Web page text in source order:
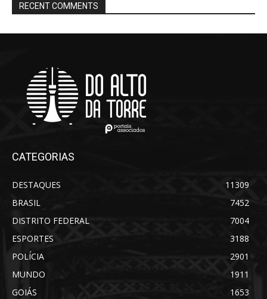
RECENT COMMENTS
CATEGORIAS
DESTAQUES
11309
BRASIL
7452
DISTRITO FEDERAL
7004
ESPORTES
3188
POLÍCIA
2901
MUNDO
1911
GOIÁS
1653